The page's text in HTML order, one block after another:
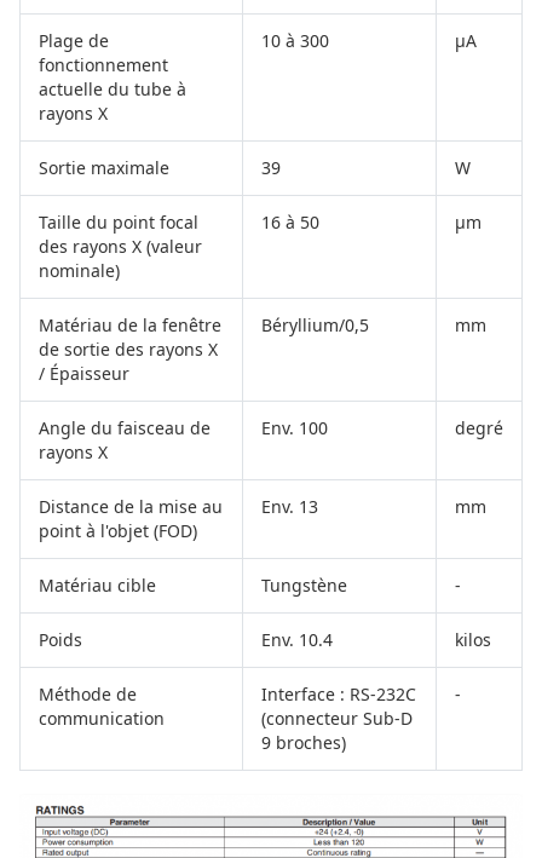
Plage de
fonctionnement
actuelle du tube à
rayons X
10 à 300 µA
Sortie maximale 39 W
Taille du point focal
des rayons X (valeur
nominale)
16 à 50 µm
Matériau de la fenêtre
de sortie des rayons X
/ Épaisseur
Béryllium/0,5 mm
Angle du faisceau de
rayons X
Env. 100 degré
Distance de la mise au
point à l'objet (FOD)
Env. 13 mm
Matériau cible Tungstène -
Poids Env. 10.4 kilos
Méthode de
communication
Interface : RS-232C
(connecteur Sub-D
9 broches)
-